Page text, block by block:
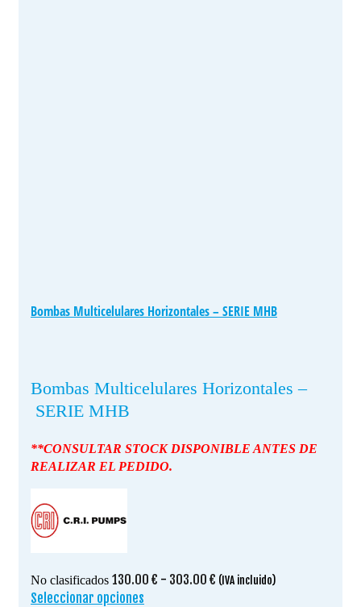
Bombas Multicelulares Horizontales – SERIE MHB
Bombas Multicelulares Horizontales –
SERIE MHB
**CONSULTAR STOCK DISPONIBLE ANTES DE
REALIZAR EL PEDIDO.
No clasificados 130.00 € - 303.00 € Rango
(IVA incluido)
Seleccionar opciones